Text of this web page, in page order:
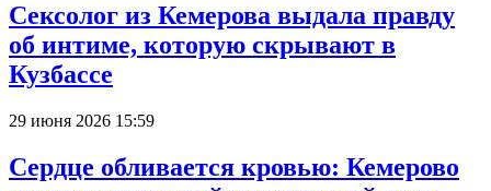
Сексолог из Кемерова выдала правду
об интиме, которую скрывают в
Кузбассе
29 июня 2026 15:59
Сердце обливается кровью: Кемерово